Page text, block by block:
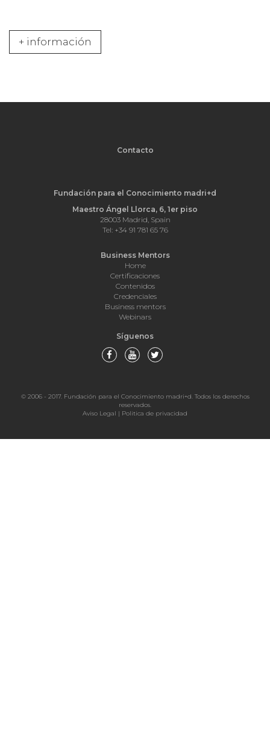
+ información
Contacto
Fundación para el Conocimiento madri+d
Maestro Ángel Llorca, 6, 1er piso
28003 Madrid, Spain
Tel: +34 91 781 65 76
Business Mentors
Home
Certificaciones
Contenidos
Credenciales
Business mentors
Webinars
Síguenos
© 2006 - 2017. Fundación para el Conocimiento madri+d. Todos los derechos
reservados.
Aviso Legal | Politica de privacidad